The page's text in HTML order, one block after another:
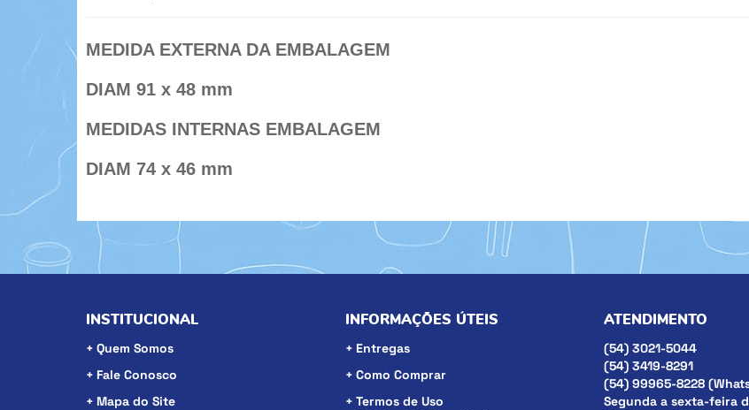
MEDIDA EXTERNA DA EMBALAGEM
DIAM 91 x 48 mm
MEDIDAS INTERNAS EMBALAGEM
DIAM 74 x 46 mm
INSTITUCIONAL
Quem Somos
Fale Conosco
Mapa do Site
INFORMAÇÕES ÚTEIS
Entregas
Como Comprar
Termos de Uso
ATENDIMENTO
(54) 3021-5044
(54) 3419-8291
(54) 99965-8228
Segunda a sexta-feira